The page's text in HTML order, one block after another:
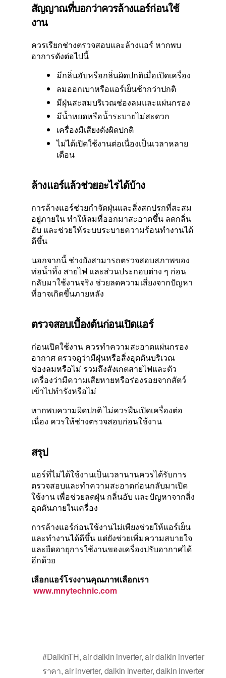
สัญญาณที่บอกว่าควรล้างแอร์ก่อนใช้
งาน
ควรเรียกช่างตรวจสอบและล้างแอร์ หากพบ
อาการดังต่อไปนี้
มีกลิ่นอับหรือกลิ่นผิดปกติเมื่อเปิดเครื่อง
ลมออกเบาหรือแอร์เย็นช้ากว่าปกติ
มีฝุ่นสะสมบริเวณช่องลมและแผ่นกรอง
มีน้ำหยดหรือน้ำระบายไม่สะดวก
เครื่องมีเสียงดังผิดปกติ
ไม่ได้เปิดใช้งานต่อเนื่องเป็นเวลาหลาย
เดือน
ล้างแอร์แล้วช่วยอะไรได้บ้าง
การล้างแอร์ช่วยกำจัดฝุ่นและสิ่งสกปรกที่สะสม
อยู่ภายใน ทำให้ลมที่ออกมาสะอาดขึ้น ลดกลิ่น
อับ และช่วยให้ระบบระบายความร้อนทำงานได้
ดีขึ้น
นอกจากนี้ ช่างยังสามารถตรวจสอบสภาพของ
ท่อน้ำทิ้ง สายไฟ และส่วนประกอบต่าง ๆ ก่อน
กลับมาใช้งานจริง ช่วยลดความเสี่ยงจากปัญหา
ที่อาจเกิดขึ้นภายหลัง
ตรวจสอบเบื้องต้นก่อนเปิดแอร์
ก่อนเปิดใช้งาน ควรทำความสะอาดแผ่นกรอง
อากาศ ตรวจดูว่ามีฝุ่นหรือสิ่งอุดตันบริเวณ
ช่องลมหรือไม่ รวมถึงสังเกตสายไฟและตัว
เครื่องว่ามีความเสียหายหรือร่องรอยจากสัตว์
เข้าไปทำรังหรือไม่
หากพบความผิดปกติ ไม่ควรฝืนเปิดเครื่องต่อ
เนื่อง ควรให้ช่างตรวจสอบก่อนใช้งาน
สรุป
แอร์ที่ไม่ได้ใช้งานเป็นเวลานานควรได้รับการ
ตรวจสอบและทำความสะอาดก่อนกลับมาเปิด
ใช้งาน เพื่อช่วยลดฝุ่น กลิ่นอับ และปัญหาจากสิ่ง
อุดตันภายในเครื่อง
การล้างแอร์ก่อนใช้งานไม่เพียงช่วยให้แอร์เย็น
และทำงานได้ดีขึ้น แต่ยังช่วยเพิ่มความสบายใจ
และยืดอายุการใช้งานของเครื่องปรับอากาศได้
อีกด้วย
เลือกแอร์โรงงานคุณภาพเลือกเรา
www.mnytechnic.com
#DaikinTH,air daikin inverter,air daikin inverter
ราคา,air inverter, daikin inverter,daikin inverter